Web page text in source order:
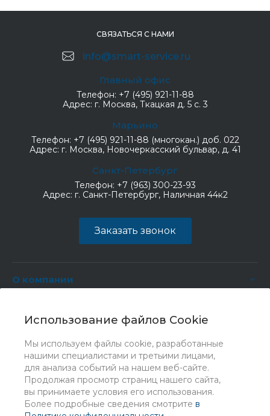
Использование файлов Cookie
Мы используем файлы cookie, разработанные
нашими специалистами и третьими лицами,
для анализа событий на нашем веб-сайте.
Продолжая просмотр страниц нашего сайта,
вы принимаете условия его использования.
Более подробные сведения смотрите в
СВЯЗАТЬСЯ С НАМИ
info@smart-service.ru
Главный офис
Телефон: +7 (495) 921-11-88
Адрес: г. Москва, Ткацкая д. 5 с. 3
Марьино
Телефон: +7 (495) 921-11-88 (многокан.) доб. 022
Адрес: г. Москва, Новочеркасский бульвар, д. 41
Санкт-Петербург
Телефон: +7 (963) 300-23-93
Адрес: г. Санкт-Петербург, Наличная 44к2
Заказать звонок
О компании
Услуги